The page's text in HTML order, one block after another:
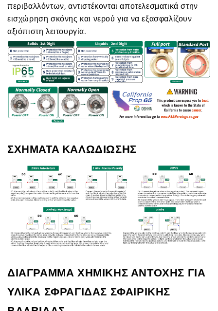
περιβαλλόντων, αντιστέκονται αποτελεσματικά στην
εισχώρηση σκόνης και νερού για να εξασφαλίζουν
αξιόπιστη λειτουργία.
ΣΧΗΜΑΤΑ ΚΑΛΩΔΙΩΣΗΣ
ΔΙΑΓΡΑΜΜΑ ΧΗΜΙΚΗΣ ΑΝΤΟΧΗΣ ΓΙΑ
ΥΛΙΚΑ ΣΦΡΑΓΙΔΑΣ ΣΦΑΙΡΙΚΗΣ